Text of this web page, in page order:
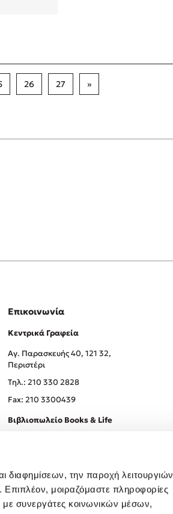
διαφημίσεων, την παροχή λειτουργιών
μοιραζόμαστε πληροφορίες
με συνεργάτες κοινωνικών μέσων,
26 27 »
Επικοινωνία
Κεντρικά Γραφεία
Αγ. Παρασκευής 40, 121 32,
Περιστέρι
Tηλ.: 210 330 2828
Fax: 210 3300439
Βιβλιοπωλείο Books & Life